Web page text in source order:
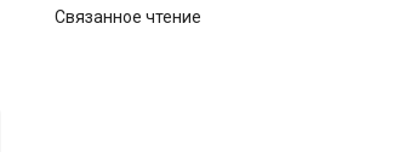
Связанное чтение